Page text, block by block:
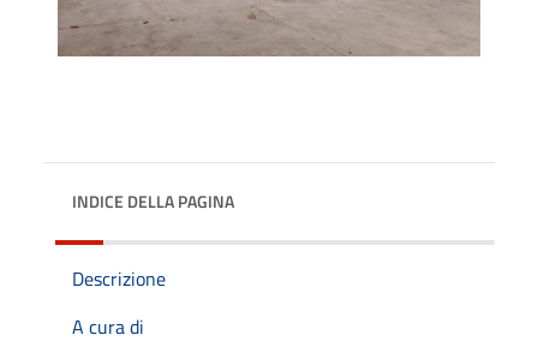
INDICE DELLA PAGINA
Descrizione
A cura di